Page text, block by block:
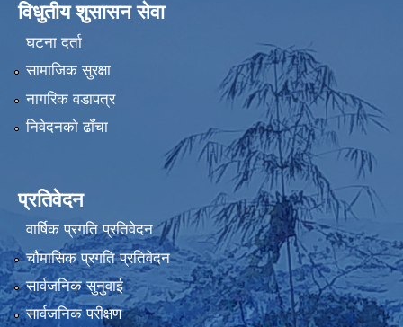
विधुतीय शुसासन सेवा
घटना दर्ता
सामाजिक सुरक्षा
नागरिक वडापत्र
निवेदनको ढाँचा
प्रतिवेदन
वार्षिक प्रगति प्रतिवेदन
चौमासिक प्रगति प्रतिवेदन
सार्वजनिक सुनुवाई
सार्वजनिक परीक्षण